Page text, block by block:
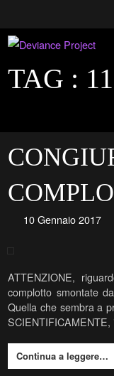
TAG : 11
10 Gennaio 2017
ATTENZIONE,
complotto smontate
Quella che sembra a
Continua a leggere…